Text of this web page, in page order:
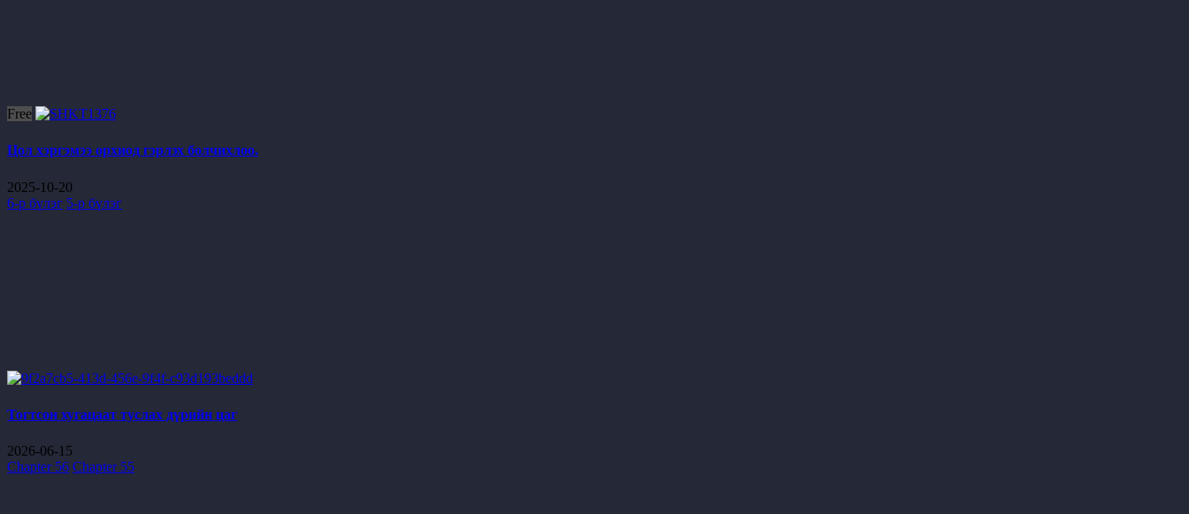
Free
Цол хэргэмээ орхиод гэрлэх болчихлоо.
2025-10-20
6-р бүлэг 5-р бүлэг
Тогтсон хугацаат туслах дүрийн цаг
2026-06-15
Chapter 56 Chapter 55